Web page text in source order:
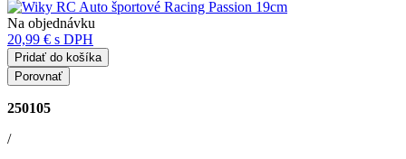
Na objednávku
20,99 € s DPH
Pridať do košíka
Porovnať
250105
/